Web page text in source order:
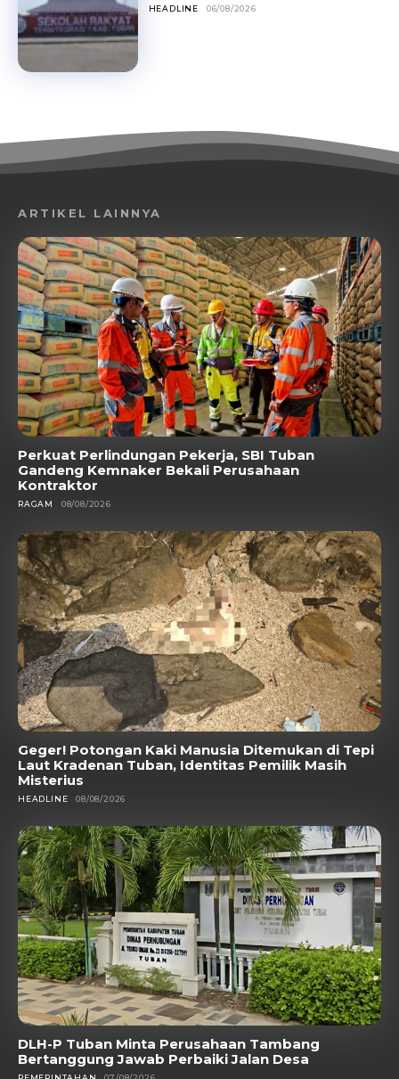
HEADLINE 06/08/2026
ARTIKEL LAINNYA
Perkuat Perlindungan Pekerja, SBI Tuban
Gandeng Kemnaker Bekali Perusahaan
Kontraktor
RAGAM 08/08/2026
Geger! Potongan Kaki Manusia Ditemukan di Tepi
Laut Kradenan Tuban, Identitas Pemilik Masih
Misterius
HEADLINE 08/08/2026
DLH-P Tuban Minta Perusahaan Tambang
Bertanggung Jawab Perbaiki Jalan Desa